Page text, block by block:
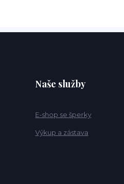
Naše služby
E-shop se šperky
Výkup a zástava